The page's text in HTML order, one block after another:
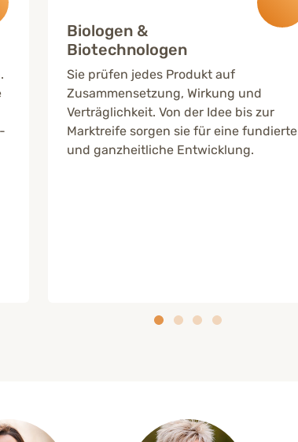
Biologen &
Biotechnologen
Sie prüfen jedes Produkt auf
Zusammensetzung, Wirkung und
Verträglichkeit. Von der Idee bis zur
Marktreife sorgen sie für eine fundierte
und ganzheitliche Entwicklung.